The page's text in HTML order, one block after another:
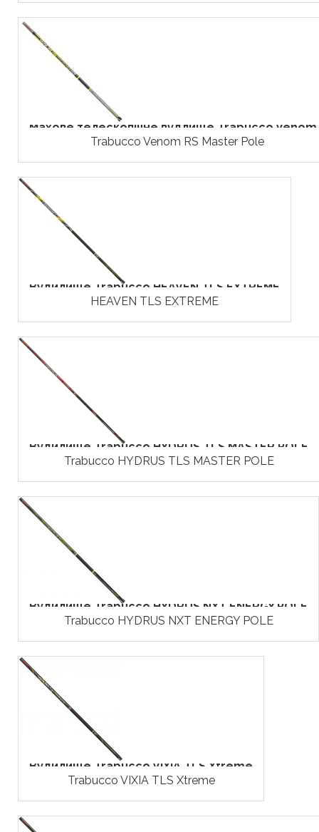
Махове телескопічне вудлище Trabucco
Trabucco Venom RS Master Pole
Вудилище Trabucco HEAVEN TLS EXTREME
HEAVEN TLS EXTREME
Вудилище Trabucco HYDRUS TLS MASTER POLE
Trabucco HYDRUS TLS MASTER POLE
Вудилище Trabucco HYDRUS NXT ENERGY POLE
Trabucco HYDRUS NXT ENERGY POLE
Вудилище Trabucco VIXIA TLS Xtreme
Trabucco VIXIA TLS Xtreme